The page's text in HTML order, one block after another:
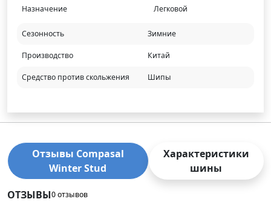
Назначение Легковой
Сезонность Зимние
Производство Китай
Средство против скольжения Шипы
Отзывы Compasal
Winter Stud
Характеристики
шины
ОТЗЫВЫ0 отзывов